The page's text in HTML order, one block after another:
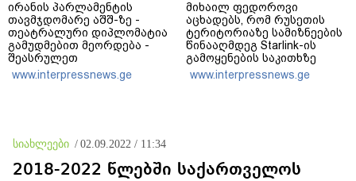
ირანის პარლამენტის
თავმჯდომარე აშშ-ზე -
თეატრალური დიპლომატია
გამუდმებით მეორდება -
შეასრულეთ
ვალდებულებები, მეტი
თეატრი არ გვჭირდება
www.interpressnews.ge
მიხაილ ფედოროვი
აცხადებს, რომ რუსეთის
ტერიტორიაზე სამიზნეების
წინააღმდეგ Starlink-ის
გამოყენების საკითხზე
ილონ მასკთან
მოლაპარაკებებს
www.interpressnews.ge
სიახლეები / 02.09.2022 / 11:34
2018-2022 წლებში საქართველოს